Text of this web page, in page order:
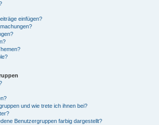
einfügen?
und wie trete ich ihnen bei?
Benutzergruppen farbig dargestellt?